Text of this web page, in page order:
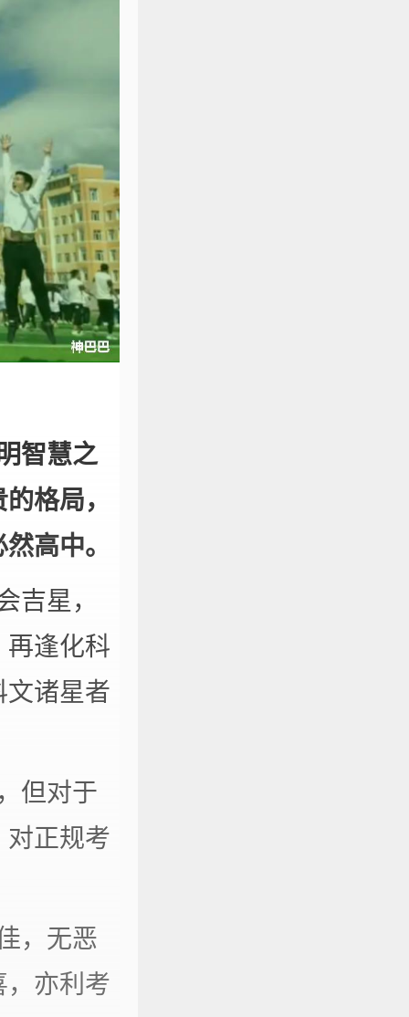
智慧之
格局，
高中。
吉星，
再逢化科
文诸星者
但对于
对正规考
，无恶
，亦利考